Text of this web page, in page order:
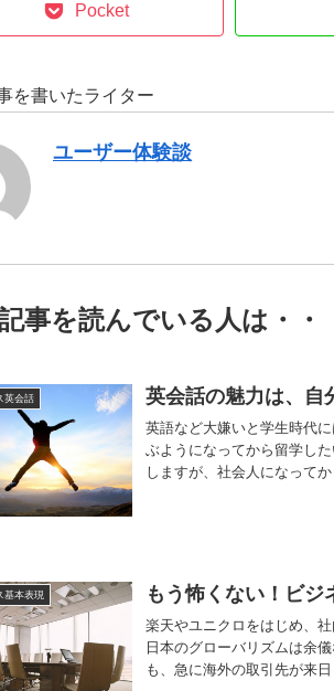
Pocket
を書いたライター
ユーザー体験談
事を読んでいる人は・・
英会話 英会話の魅力は、自
英語など大嫌いと学生時代
ぶようになってから留学し
しますが、社会人になって
基本表現 もう怖くない！ビジ
楽天やユニクロをはじめ、
日本のグローバリズムは余
も、急に海外の取引先が来